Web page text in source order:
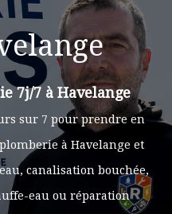
7j/7 à Havelange
sur 7 pour prendre en
à Havelange et
canalisation bouchée,
eau ou réparation